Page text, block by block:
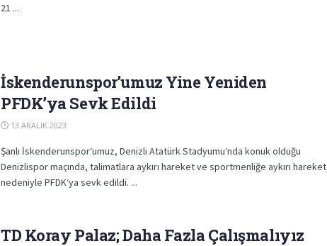
21 ...
İskenderunspor’umuz Yine Yeniden
PFDK’ya Sevk Edildi
13 ARALIK 2023
Şanlı İskenderunspor‘umuz, Denizli Atatürk Stadyumu‘nda konuk olduğu
Denizlispor maçında, talimatlara aykırı hareket ve sportmenliğe aykırı hareket
nedeniyle PFDK‘ya sevk edildi. ...
TD Koray Palaz; Daha Fazla Çalışmalıyız